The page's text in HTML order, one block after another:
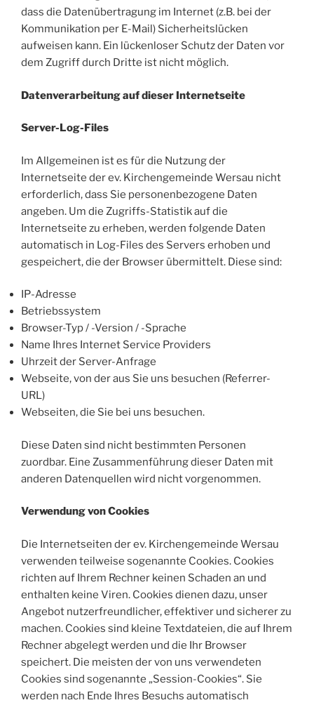
dass die Datenübertragung im Internet (z.B. bei der
Kommunikation per E-Mail) Sicherheitslücken
aufweisen kann. Ein lückenloser Schutz der Daten vor
dem Zugriff durch Dritte ist nicht möglich.
Datenverarbeitung auf dieser Internetseite
Server-Log-Files
Im Allgemeinen ist es für die Nutzung der
Internetseite der ev. Kirchengemeinde Wersau nicht
erforderlich, dass Sie personenbezogene Daten
angeben. Um die Zugriffs-Statistik auf die
Internetseite zu erheben, werden folgende Daten
automatisch in Log-Files des Servers erhoben und
gespeichert, die der Browser übermittelt. Diese sind:
IP-Adresse
Betriebssystem
Browser-Typ / -Version / -Sprache
Name Ihres Internet Service Providers
Uhrzeit der Server-Anfrage
Webseite, von der aus Sie uns besuchen (Referrer-
URL)
Webseiten, die Sie bei uns besuchen.
Diese Daten sind nicht bestimmten Personen
zuordbar. Eine Zusammenführung dieser Daten mit
anderen Datenquellen wird nicht vorgenommen.
Verwendung von Cookies
Die Internetseiten der ev. Kirchengemeinde Wersau
verwenden teilweise sogenannte Cookies. Cookies
richten auf Ihrem Rechner keinen Schaden an und
enthalten keine Viren. Cookies dienen dazu, unser
Angebot nutzerfreundlicher, effektiver und sicherer zu
machen. Cookies sind kleine Textdateien, die auf Ihrem
Rechner abgelegt werden und die Ihr Browser
speichert. Die meisten der von uns verwendeten
Cookies sind sogenannte „Session-Cookies“. Sie
werden nach Ende Ihres Besuchs automatisch